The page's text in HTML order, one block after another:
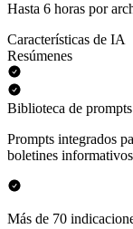
Hasta 6 horas por
Características de IA
Resúmenes
Biblioteca de prompts
Prompts integrados
boletines
Más de 70